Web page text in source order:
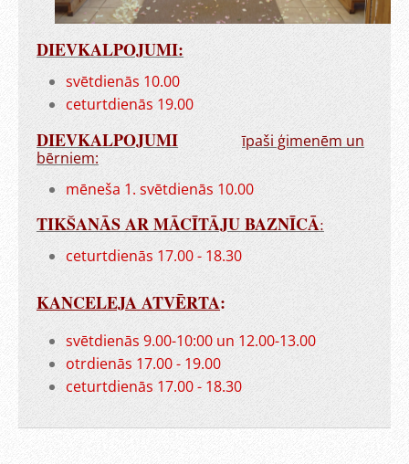
DIEVKALPOJUMI:
svētdienās 10.00
ceturtdienās 19.00
DIEVKALPOJUMI
īpaši ģimenēm un
bērniem:
mēneša 1. svētdienās 10.00
TIKŠANĀS AR MĀCĪTĀJU BAZNĪCĀ:
ceturtdienās 17.00 - 18.30
KANCELEJA ATVĒRTA:
svētdienās 9.00-10:00 un 12.00-13.00
otrdienās 17.00 - 19.00
ceturtdienās 17.00 - 18.30